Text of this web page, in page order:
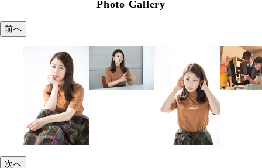
Photo Gallery
前へ
次へ